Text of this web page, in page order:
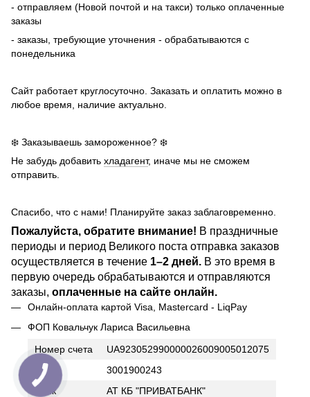
- отправляем (Новой почтой и на такси) только оплаченные
заказы
- заказы, требующие уточнения - обрабатываются с
понедельника
Сайт работает круглосуточно. Заказать и оплатить можно в
любое время, наличие актуально.
❄️ Заказываешь замороженное? ❄️
Не забудь добавить хладагент, иначе мы не сможем
отправить.
Спасибо, что с нами! Планируйте заказ заблаговременно.
Пожалуйста, обратите внимание! В праздничные
периоды и период Великого поста отправка заказов
осуществляется в течение 1–2 дней. В это время в
первую очередь обрабатываются и отправляются
заказы, оплаченные на сайте онлайн.
Онлайн-оплата картой Visa, Mastercard - LiqPay
ФОП Ковальчук Лариса Васильевна
Номер счета
UA923052990000026009005012075
ИНН
3001900243
Банк
АТ КБ "ПРИВАТБАНК"